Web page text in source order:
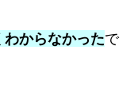
からなかったで